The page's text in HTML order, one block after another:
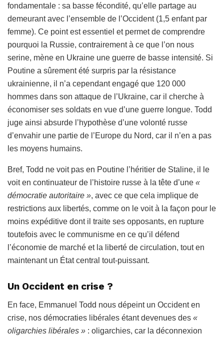
fondamentale : sa basse fécondité, qu’elle partage au
demeurant avec l’ensemble de l’Occident (1,5 enfant par
femme). Ce point est essentiel et permet de comprendre
pourquoi la Russie, contrairement à ce que l’on nous
serine, mène en Ukraine une guerre de basse intensité. Si
Poutine a sûrement été surpris par la résistance
ukrainienne, il n’a cependant engagé que 120 000
hommes dans son attaque de l’Ukraine, car il cherche à
économiser ses soldats en vue d’une guerre longue. Todd
juge ainsi absurde l’hypothèse d’une volonté russe
d’envahir une partie de l’Europe du Nord, car il n’en a pas
les moyens humains.
Bref, Todd ne voit pas en Poutine l’héritier de Staline, il le
voit en continuateur de l’histoire russe à la tête d’une «
démocratie autoritaire », avec ce que cela implique de
restrictions aux libertés, comme on le voit à la façon pour le
moins expéditive dont il traite ses opposants, en rupture
toutefois avec le communisme en ce qu’il défend
l’économie de marché et la liberté de circulation, tout en
maintenant un État central tout-puissant.
Un Occident en crise ?
En face, Emmanuel Todd nous dépeint un Occident en
crise, nos démocraties libérales étant devenues des «
oligarchies libérales » : oligarchies, car la déconnexion